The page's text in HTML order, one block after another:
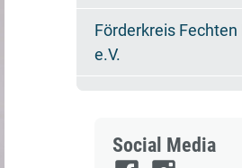
Förderkreis Fechten
e.V.
Ansprechpartner
Social Media